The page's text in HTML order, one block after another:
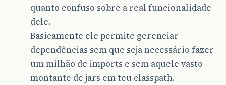
quanto confuso sobre a real funcionalidade
dele.
Basicamente ele permite gerenciar
dependências sem que seja necessário fazer
um milhão de imports e sem aquele vasto
montante de jars em teu classpath.